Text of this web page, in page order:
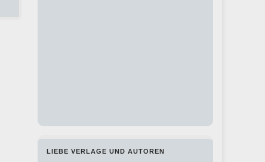
LIEBE VERLAGE UND AUTOREN